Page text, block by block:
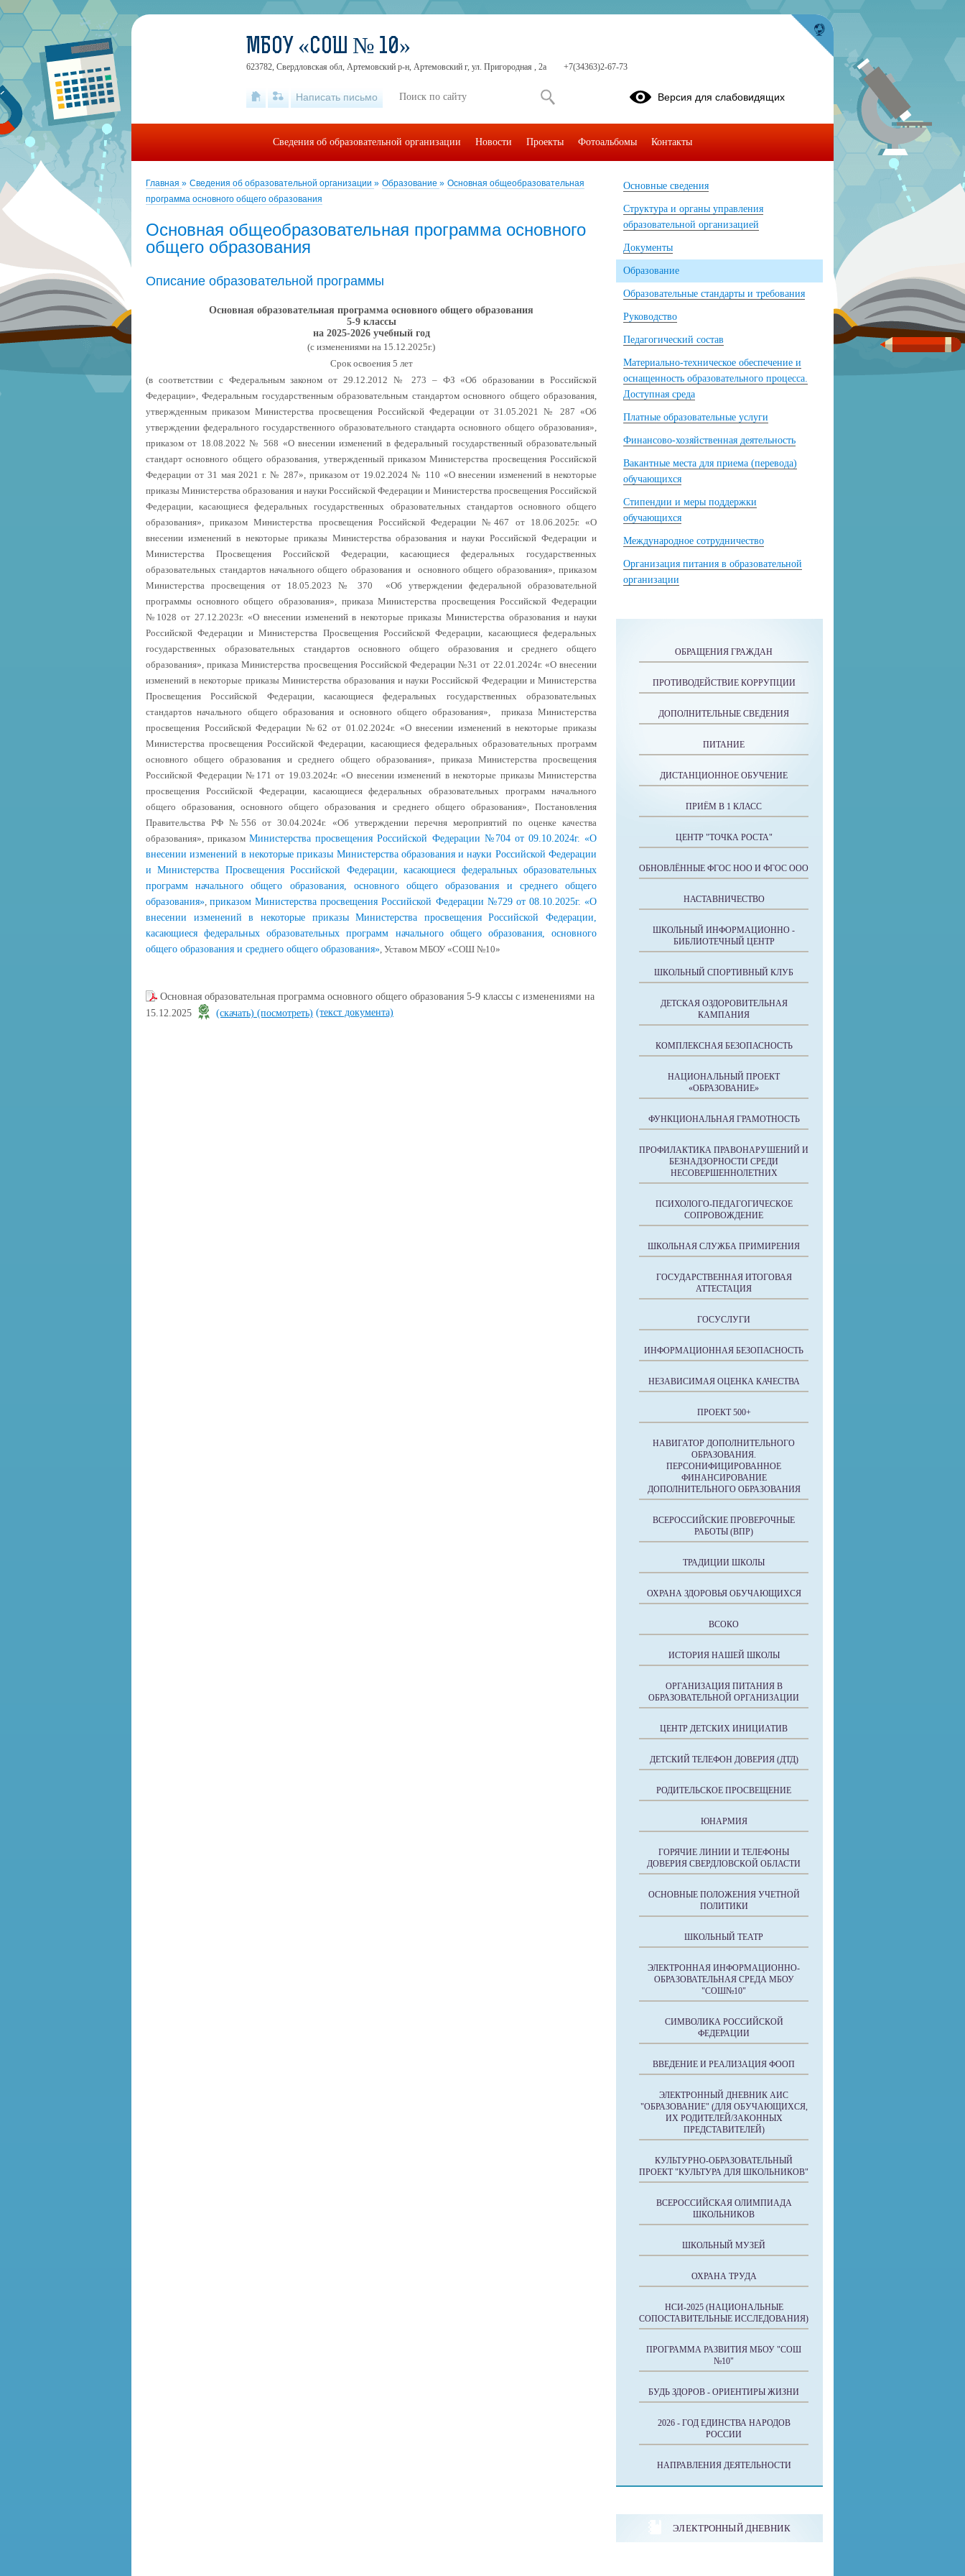
Главная » Сведения об образовательной организации » Образование » Основная общеобразовательная
программа основного общего образования
Основная общеобразовательная программа основного
общего образования
Описание образовательной программы
Основная образовательная программа основного общего образования
5-9 классы
на 2025-2026 учебный год
(с изменениями на 15.12.2025г.)
Срок освоения 5 лет
(в соответствии с Федеральным законом от 29.12.2012 № 273 – ФЗ «Об образовании в Российской
Федерации», Федеральным государственным образовательным стандартом основного общего образования,
утвержденным приказом Министерства просвещения Российской Федерации от 31.05.2021 № 287 «Об
утверждении федерального государственного образовательного стандарта основного общего образования»,
приказом от 18.08.2022 № 568 «О внесении изменений в федеральный государственный образовательный
стандарт основного общего образования, утвержденный приказом Министерства просвещения Российской
Федерации от 31 мая 2021 г. № 287», приказом от 19.02.2024 № 110 «О внесении изменений в некоторые
приказы Министерства образования и науки Российской Федерации и Министерства просвещения Российской
Федерации, касающиеся федеральных государственных образовательных стандартов основного общего
образования», приказом Министерства просвещения Российской Федерации №467 от 18.06.2025г. «О
внесении изменений в некоторые приказы Министерства образования и науки Российской Федерации и
Министерства Просвещения Российской Федерации, касающиеся федеральных государственных
образовательных стандартов начального общего образования и основного общего образования», приказом
Министерства просвещения от 18.05.2023 № 370 «Об утверждении федеральной образовательной
программы основного общего образования», приказа Министерства просвещения Российской Федерации
№1028 от 27.12.2023г. «О внесении изменений в некоторые приказы Министерства образования и науки
Российской Федерации и Министерства Просвещения Российской Федерации, касающиеся федеральных
государственных образовательных стандартов основного общего образования и среднего общего
образования», приказа Министерства просвещения Российской Федерации №31 от 22.01.2024г. «О внесении
изменений в некоторые приказы Министерства образования и науки Российской Федерации и Министерства
Просвещения Российской Федерации, касающиеся федеральных государственных образовательных
стандартов начального общего образования и основного общего образования», приказа Министерства
просвещения Российской Федерации №62 от 01.02.2024г. «О внесении изменений в некоторые приказы
Министерства просвещения Российской Федерации, касающиеся федеральных образовательных программ
основного общего образования и среднего общего образования», приказа Министерства просвещения
Российской Федерации №171 от 19.03.2024г. «О внесении изменений в некоторые приказы Министерства
просвещения Российской Федерации, касающиеся федеральных образовательных программ начального
общего образования, основного общего образования и среднего общего образования», Постановления
Правительства РФ №556 от 30.04.2024г. «Об утверждении перечня мероприятий по оценке качества
образования», приказомМинистерства просвещения Российской Федерации №704 от 09.10.2024г. «О
внесении изменений в некоторые приказы Министерства образования и науки Российской Федерации
и Министерства Просвещения Российской Федерации, касающиеся федеральных образовательных
программ начального общего образования, основного общего образования и среднего общего
образования» ,приказом Министерства просвещения Российской Федерации №729 от 08.10.2025г. «О
внесении изменений в некоторые приказы Министерства просвещения Российской Федерации,
касающиеся федеральных образовательных программ начального общего образования, основного
общего образования и среднего общего образования» , Уставом МБОУ «СОШ №10»
Основная образовательная программа основного общего образования 5-9 классы с изменениями на
15.12.2025
(скачать) (посмотреть) (текст документа)
Основные сведения
Структура и органы управления
образовательной организацией
Документы
Образование
Образовательные стандарты и требования
Руководство
Педагогический состав
Материально-техническое обеспечение и
оснащенность образовательного процесса.
Доступная среда
Платные образовательные услуги
Финансово-хозяйственная деятельность
Вакантные места для приема (перевода)
обучающихся
Стипендии и меры поддержки
обучающихся
Международное сотрудничество
Организация питания в образовательной
организации
ОБРАЩЕНИЯ ГРАЖДАН
ПРОТИВОДЕЙСТВИЕ КОРРУПЦИИ
ДОПОЛНИТЕЛЬНЫЕ СВЕДЕНИЯ
ПИТАНИЕ
ДИСТАНЦИОННОЕ ОБУЧЕНИЕ
ПРИЁМ В 1 КЛАСС
ЦЕНТР "ТОЧКА РОСТА"
ОБНОВЛЁННЫЕ ФГОС НОО И ФГОС ООО
НАСТАВНИЧЕСТВО
ШКОЛЬНЫЙ ИНФОРМАЦИОННО -
БИБЛИОТЕЧНЫЙ ЦЕНТР
ШКОЛЬНЫЙ СПОРТИВНЫЙ КЛУБ
ДЕТСКАЯ ОЗДОРОВИТЕЛЬНАЯ
КАМПАНИЯ
КОМПЛЕКСНАЯ БЕЗОПАСНОСТЬ
НАЦИОНАЛЬНЫЙ ПРОЕКТ
«ОБРАЗОВАНИЕ»
ФУНКЦИОНАЛЬНАЯ ГРАМОТНОСТЬ
ПРОФИЛАКТИКА ПРАВОНАРУШЕНИЙ И
БЕЗНАДЗОРНОСТИ СРЕДИ
НЕСОВЕРШЕННОЛЕТНИХ
ПСИХОЛОГО-ПЕДАГОГИЧЕСКОЕ
СОПРОВОЖДЕНИЕ
ШКОЛЬНАЯ СЛУЖБА ПРИМИРЕНИЯ
ГОСУДАРСТВЕННАЯ ИТОГОВАЯ
АТТЕСТАЦИЯ
ГОСУСЛУГИ
ИНФОРМАЦИОННАЯ БЕЗОПАСНОСТЬ
НЕЗАВИСИМАЯ ОЦЕНКА КАЧЕСТВА
ПРОЕКТ 500+
НАВИГАТОР ДОПОЛНИТЕЛЬНОГО
ОБРАЗОВАНИЯ.
ПЕРСОНИФИЦИРОВАННОЕ
ФИНАНСИРОВАНИЕ
ДОПОЛНИТЕЛЬНОГО ОБРАЗОВАНИЯ
ВСЕРОССИЙСКИЕ ПРОВЕРОЧНЫЕ
РАБОТЫ (ВПР)
ТРАДИЦИИ ШКОЛЫ
ОХРАНА ЗДОРОВЬЯ ОБУЧАЮЩИХСЯ
ВСОКО
ИСТОРИЯ НАШЕЙ ШКОЛЫ
ОРГАНИЗАЦИЯ ПИТАНИЯ В
ОБРАЗОВАТЕЛЬНОЙ ОРГАНИЗАЦИИ
ЦЕНТР ДЕТСКИХ ИНИЦИАТИВ
ДЕТСКИЙ ТЕЛЕФОН ДОВЕРИЯ (ДТД)
РОДИТЕЛЬСКОЕ ПРОСВЕЩЕНИЕ
ЮНАРМИЯ
ГОРЯЧИЕ ЛИНИИ И ТЕЛЕФОНЫ
ДОВЕРИЯ СВЕРДЛОВСКОЙ ОБЛАСТИ
ОСНОВНЫЕ ПОЛОЖЕНИЯ УЧЕТНОЙ
ПОЛИТИКИ
ШКОЛЬНЫЙ ТЕАТР
ЭЛЕКТРОННАЯ ИНФОРМАЦИОННО-
ОБРАЗОВАТЕЛЬНАЯ СРЕДА МБОУ
"СОШ№10"
СИМВОЛИКА РОССИЙСКОЙ
ФЕДЕРАЦИИ
ВВЕДЕНИЕ И РЕАЛИЗАЦИЯ ФООП
ЭЛЕКТРОННЫЙ ДНЕВНИК АИС
"ОБРАЗОВАНИЕ" (ДЛЯ ОБУЧАЮЩИХСЯ,
ИХ РОДИТЕЛЕЙ/ЗАКОННЫХ
ПРЕДСТАВИТЕЛЕЙ)
КУЛЬТУРНО-ОБРАЗОВАТЕЛЬНЫЙ
ПРОЕКТ "КУЛЬТУРА ДЛЯ ШКОЛЬНИКОВ"
ВСЕРОССИЙСКАЯ ОЛИМПИАДА
ШКОЛЬНИКОВ
ШКОЛЬНЫЙ МУЗЕЙ
ОХРАНА ТРУДА
НСИ-2025 (НАЦИОНАЛЬНЫЕ
СОПОСТАВИТЕЛЬНЫЕ ИССЛЕДОВАНИЯ)
ПРОГРАММА РАЗВИТИЯ МБОУ "СОШ
№10"
БУДЬ ЗДОРОВ - ОРИЕНТИРЫ ЖИЗНИ
2026 - ГОД ЕДИНСТВА НАРОДОВ
РОССИИ
НАПРАВЛЕНИЯ ДЕЯТЕЛЬНОСТИ
ЭЛЕКТРОННЫЙ ДНЕВНИК
МБОУ «СОШ № 10»
623782, Свердловская обл, Артемовский р-н, Артемовский г, ул. Пригородная , 2а +7(34363)2-67-73
Написать письмо Версия для слабовидящих
Сведения об образовательной организации Новости Проекты Фотоальбомы Контакты